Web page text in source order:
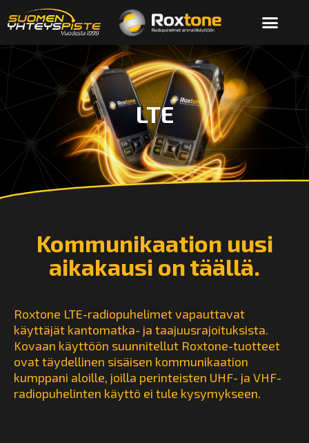
LTE
Kommunikaation uusi
aikakausi on täällä.
Roxtone LTE-radiopuhelimet vapauttavat
käyttäjät kantomatka- ja taajuusrajoituksista.
Kovaan käyttöön suunnitellut Roxtone-tuotteet
ovat täydellinen sisäisen kommunikaation
kumppani aloille, joilla perinteisten UHF- ja VHF-
radiopuhelinten käyttö ei tule kysymykseen.